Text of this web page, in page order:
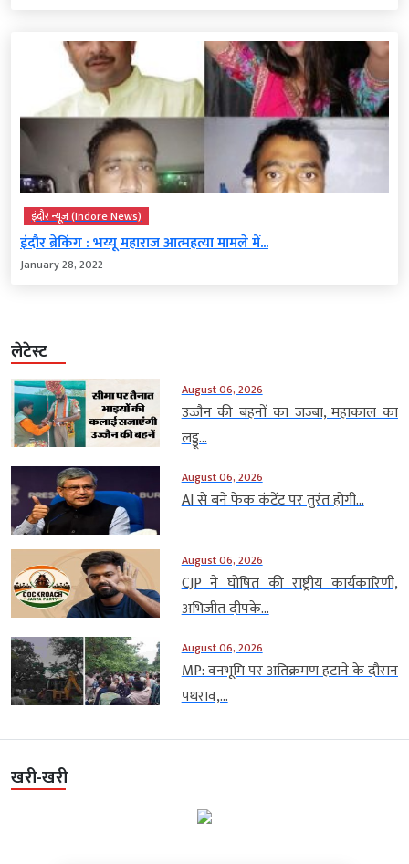
इंदौर न्यूज़ (Indore News)
इंदौर ब्रेकिंग : भय्यू महाराज आत्महत्या मामले में...
January 28, 2022
लेटेस्ट
August 06, 2026
उज्जैन की बहनों का जज्बा, महाकाल का
लड्डू...
August 06, 2026
AI से बने फेक कंटेंट पर तुरंत होगी...
August 06, 2026
CJP ने घोषित की राष्ट्रीय कार्यकारिणी,
अभिजीत दीपके...
August 06, 2026
MP: वनभूमि पर अतिक्रमण हटाने के दौरान
पथराव,...
खरी-खरी